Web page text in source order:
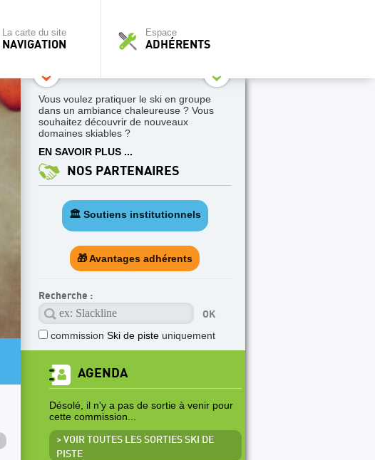
La carte du site
NAVIGATION
Espace
ADHÉRENTS
Programme escalade en salle (SAE) 2026-2027
Vous voulez pratiquer le ski en groupe
dans un ambiance chaleureuse ? Vous
souhaitez découvrir de nouveaux
domaines skiables ?
EN SAVOIR PLUS ...
NOS PARTENAIRES
🏛️ Soutiens institutionnels
🎁 Avantages adhérents
Recherche :
commission Ski de piste uniquement
AGENDA
Désolé, il n'y a pas de sortie à venir pour
cette commission...
> VOIR TOUTES LES SORTIES SKI DE
PISTE